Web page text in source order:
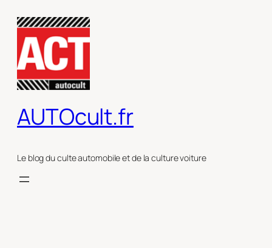
contenu
AUTOcult.fr
Le blog du culte automobile et de la culture voiture